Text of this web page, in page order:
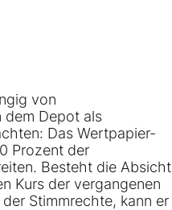
von
dem Depot als
Das Wertpapier-
Prozent der
Besteht die Absicht
Kurs der vergangenen
Stimmrechte, kann er